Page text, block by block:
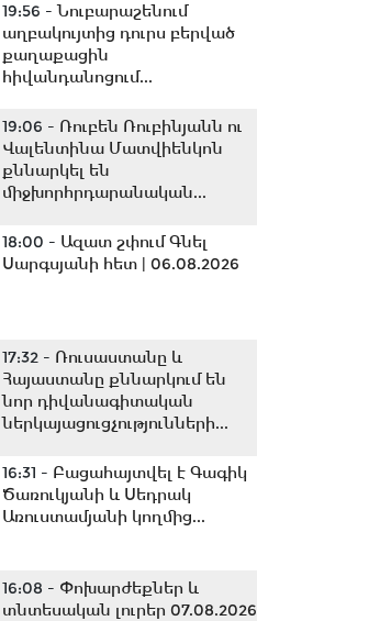
19:56 -Նուբարաշենում
աղբակույտից դուրս բերված
քաղաքացին
հիվանդանոցում...
19:06 - Ռուբեն Ռուբինյանն ու
Վալենտինա Մատվիենկոն
քննարկել են
միջխորհրդարանական...
18:00 - Ազատ շփում Գնել
Սարգսյանի հետ | 06.08.2026
17:32 - Ռուսաստանը և
Հայաստանը քննարկում են
նոր դիվանագիտական
ներկայացուցչությունների...
16:31 - Բացահայտվել է Գագիկ
Ծառուկյանի և Սեդրակ
Առուստամյանի կողմից...
16:08 - Փոխարժեքներ և
տնտեսական լուրեր 07.08.2026